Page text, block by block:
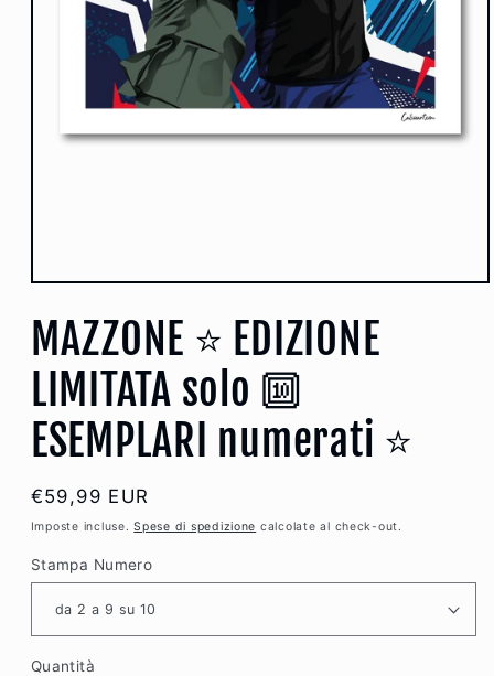
Apri
multimediali
1
in
finestra
modale
MAZZONE ⭐️ EDIZIONE
LIMITATA solo 🔟
ESEMPLARI numerati ⭐️
Prezzo
di
€59,99 EUR
Imposte incluse.Spese di spedizione calcolate al check-out.
Stampa Numero
Quantità